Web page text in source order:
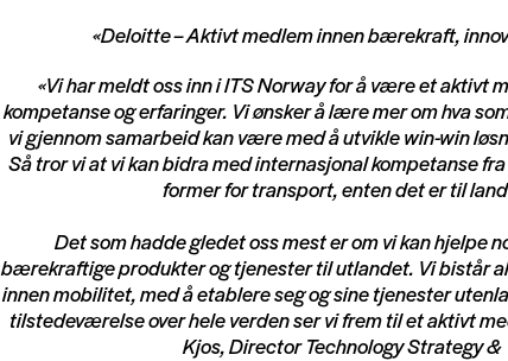
«Deloitte – Aktivt medlem innen bærekraft,
«Vi har meldt oss inn i ITS Norway for å være et aktivt
kompetanse og erfaringer. Vi ønsker å lære mer om hva
vi gjennom samarbeid kan være med å utvikle win-win
Så tror vi at vi kan bidra med internasjonal kompetanse
former for transport, enten det er til
Det som hadde gledet oss mest er om vi kan hjelpe
bærekraftige produkter og tjenester til utlandet. Vi bistår
innen mobilitet, med å etablere seg og sine tjenester
tilstedeværelse over hele verden ser vi frem til et aktivt
Kjos, Director Technology Strategy